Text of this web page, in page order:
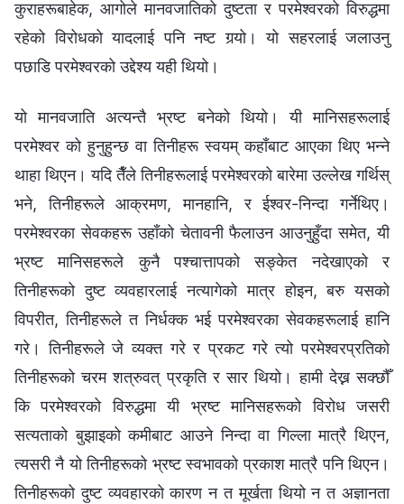
कुराहरूबाहेक, आगोले मानवजातिको दुष्टता र परमेश्‍वरको विरुद्धमा
रहेको विरोधको यादलाई पनि नष्ट गर्‍यो। यो सहरलाई जलाउनु
पछाडि परमेश्‍वरको उद्देश्य यही थियो।
यो मानवजाति अत्यन्तै भ्रष्ट बनेको थियो। यी मानिसहरूलाई
परमेश्‍वर को हुनुहुन्छ वा तिनीहरू स्वयम्‌ कहाँबाट आएका थिए भन्‍ने
थाहा थिएन। यदि तैँले तिनीहरूलाई परमेश्‍वरको बारेमा उल्‍लेख गर्थिस्
भने, तिनीहरूले आक्रमण, मानहानि, र ईश्‍वर-निन्दा गर्नेथिए।
परमेश्‍वरका सेवकहरू उहाँको चेतावनी फैलाउन आउनुहुँदा समेत, यी
भ्रष्ट मानिसहरूले कुनै पश्‍चात्तापको सङ्केत नदेखाएको र
तिनीहरूको दुष्ट व्यवहारलाई नत्यागेको मात्र होइन, बरु यसको
विपरीत, तिनीहरूले त निर्धक्‍क भई परमेश्‍वरका सेवकहरूलाई हानि
गरे। तिनीहरूले जे व्यक्त गरे र प्रकट गरे त्यो परमेश्‍वरप्रतिको
तिनीहरूको चरम शत्रुवत् प्रकृति र सार थियो। हामी देख्न सक्छौँ
कि परमेश्‍वरको विरुद्धमा यी भ्रष्ट मानिसहरूको विरोध जसरी
सत्यताको बुझाइको कमीबाट आउने निन्दा वा गिल्‍ला मात्रै थिएन,
त्यसरी नै यो तिनीहरूको भ्रष्ट स्वभावको प्रकाश मात्रै पनि थिएन।
तिनीहरूको दुष्ट व्यवहारको कारण न त मूर्खता थियो न त अज्ञानता